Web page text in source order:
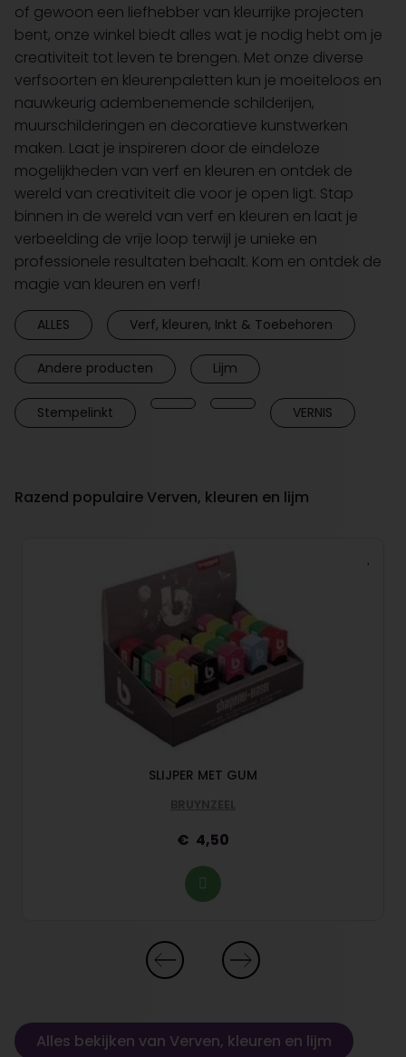
of gewoon een liefhebber van kleurrijke projecten
bent, onze winkel biedt alles wat je nodig hebt om je
creativiteit tot leven te brengen. Met onze diverse
verfsoorten en kleurenpaletten kun je moeiteloos en
nauwkeurig adembenemende schilderijen,
muurschilderingen en decoratieve kunstwerken
maken. Laat je inspireren door de eindeloze
mogelijkheden van verf en kleuren en ontdek de
wereld van creativiteit die voor je open ligt. Stap
binnen in de wereld van verf en kleuren en laat je
verbeelding de vrije loop terwijl je unieke en
professionele resultaten behaalt. Kom en ontdek de
magie van kleuren en verf!
ALLES Verf, kleuren, Inkt & Toebehoren
Andere producten Lijm
Stempelinkt VERNIS
Razend populaire Verven, kleuren en lijm
SLIJPER MET GUM
BRUYNZEEL
4,50
Alles bekijken van Verven, kleuren en lijm